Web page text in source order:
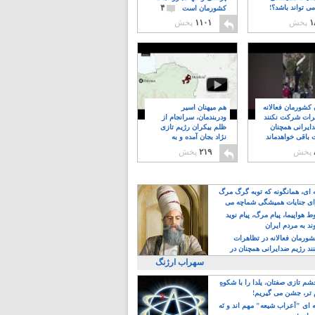
کشورمان است
۴
۱۱۰۱ پخش
تواند باشد؟!
پخش
هم میهنان اسیر
ودربندمان، سرانجام از
ظلم بیکران رژیم تازی
نژاد بجان آمده و به
۲۱۹ پخش
کشورمان فعالانه
شرکت نکنند
همچنان
باقی خواهدماند
پخش
ای، همانگونه که توبه گرگ مرگ
جنایات همیشگی شماچه می
هواپیما، پیام مرگ، پیام نوید
به مردم ایران
فعالانه در تظاهرات
رژیم ضدایرانی همچنان در
خواهدماند
سهراب ارژنگ
تازی صفتان، یلدا را با شکوهِ
تر، جشن می گیریم!
ای "اَعراب شیعه" مهم اند و نَه